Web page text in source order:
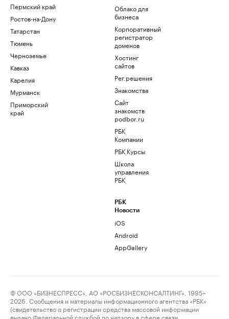
Пермский край
Ростов-на-Дону
Татарстан
Тюмень
Черноземье
Кавказ
Карелия
Мурманск
Приморский
край
Облако для
бизнеса
Корпоративный
регистратор
доменов
Хостинг
сайтов
Рег.решения
Знакомства
Сайт
знакомств
podbor.ru
РБК
Компании
РБК Курсы
Школа
управления
РБК
РБК
Новости
iOS
Android
AppGallery
© ООО «БИЗНЕСПРЕСС», АО «РОСБИЗНЕСКОНСАЛТИНГ», 1995–
2026. Сообщения и материалы информационного агентства «РБК»
(свидетельство о регистрации средства массовой информации
выдано Федеральной службой по надзору в сфере связи,